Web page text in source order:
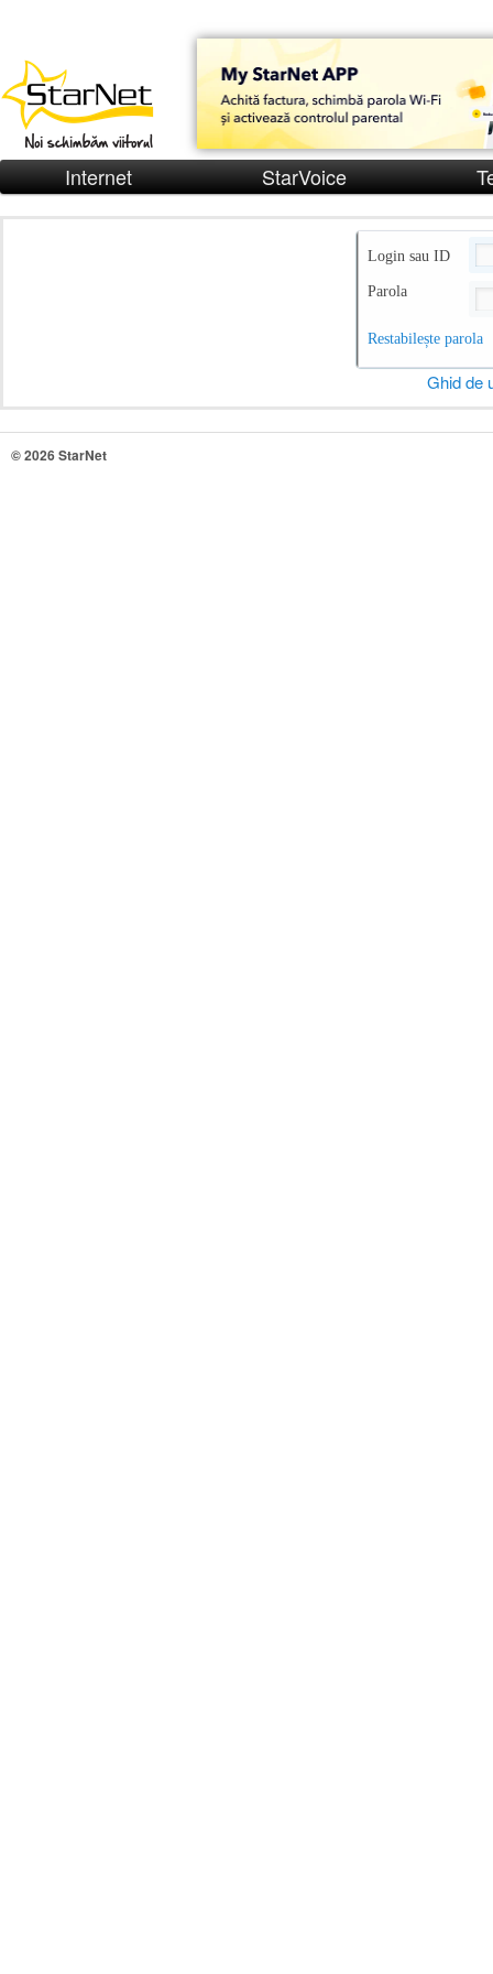
Internet StarVoice
Login sau ID
Parola
Restabilește parola
Ghid de
© 2026 StarNet